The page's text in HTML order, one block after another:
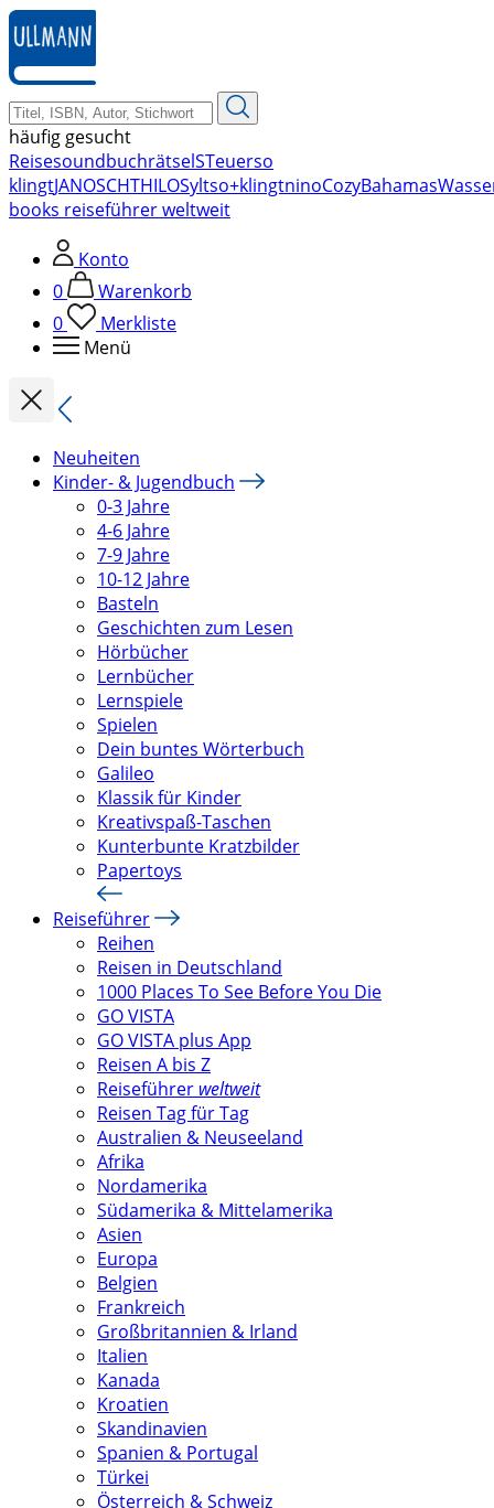
zum
Hauptinhalt
springen
häufig gesucht
ReisesoundbuchrätselSTeuerso
klingtJANOSCHTHILOSyltso+klingtninoCozyBahamas
books reiseführer weltweit
Konto
0
Warenkorb
0
Merkliste
Menü
Neuheiten
Kinder- & Jugendbuch
0-3 Jahre
4-6 Jahre
7-9 Jahre
10-12 Jahre
Basteln
Geschichten zum Lesen
Hörbücher
Lernbücher
Lernspiele
Spielen
Dein buntes Wörterbuch
Galileo
Klassik für Kinder
Kreativspaß-Taschen
Kunterbunte Kratzbilder
Papertoys
Reiseführer
Reihen
Reisen in Deutschland
1000 Places To See Before You Die
GO VISTA
GO VISTA plus App
Reisen A bis Z
Reiseführer weltweit
Reisen Tag für Tag
Australien & Neuseeland
Afrika
Nordamerika
Südamerika & Mittelamerika
Asien
Europa
Belgien
Frankreich
Großbritannien & Irland
Italien
Kanada
Kroatien
Skandinavien
Spanien & Portugal
Türkei
Österreich & Schweiz